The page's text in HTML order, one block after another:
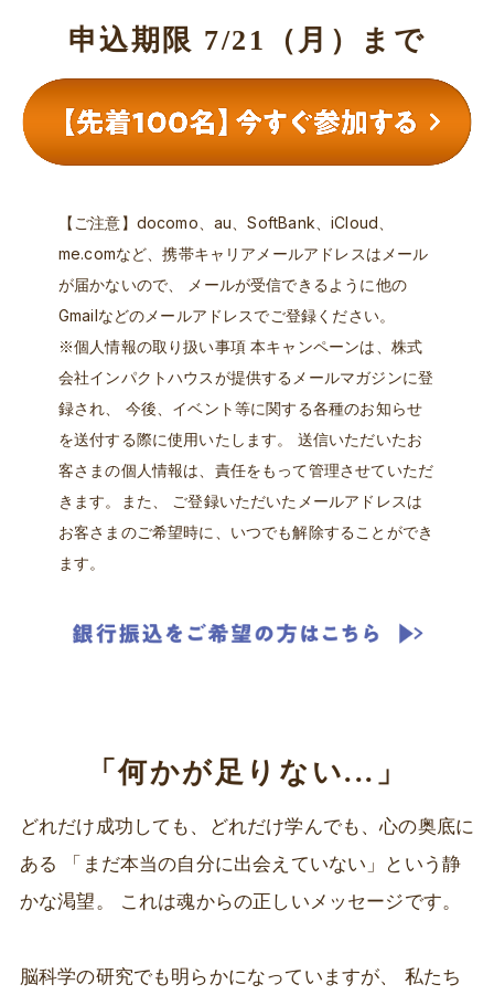
申込期限 7/21（月）まで
【ご注意】docomo、au、SoftBank、iCloud、
me.comなど、携帯キャリアメールアドレスはメール
が届かないので、 メールが受信できるように他の
Gmailなどのメールアドレスでご登録ください。
※個人情報の取り扱い事項 本キャンペーンは、株式
会社インパクトハウスが提供するメールマガジンに登
録され、 今後、イベント等に関する各種のお知らせ
を送付する際に使用いたします。 送信いただいたお
客さまの個人情報は、責任をもって管理させていただ
きます。また、 ご登録いただいたメールアドレスは
お客さまのご希望時に、いつでも解除することができ
ます。
「何かが足りない...」
どれだけ成功しても、どれだけ学んでも、心の奥底に
ある 「まだ本当の自分に出会えていない」という静
かな渇望。 これは魂からの正しいメッセージです。
脳科学の研究でも明らかになっていますが、 私たち